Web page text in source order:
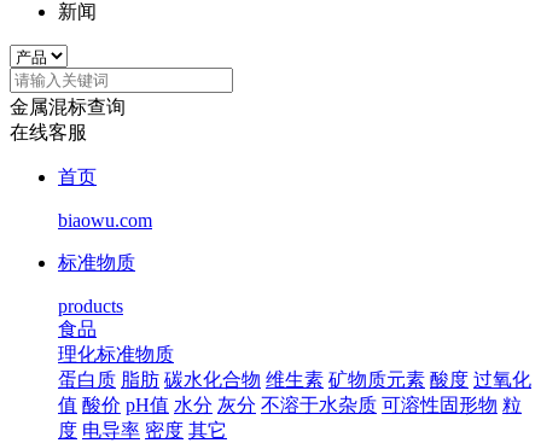
新闻
金属混标查询
在线客服
首页
biaowu.com
标准物质
products
食品
理化标准物质
蛋白质 脂肪 碳水化合物 维生素 矿物质元素 酸度 过氧化
值 酸价 pH值 水分 灰分 不溶于水杂质 可溶性固形物 粒
度 电导率 密度 其它